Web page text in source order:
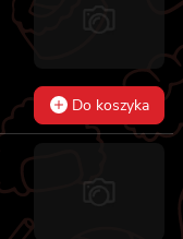
Do koszyka